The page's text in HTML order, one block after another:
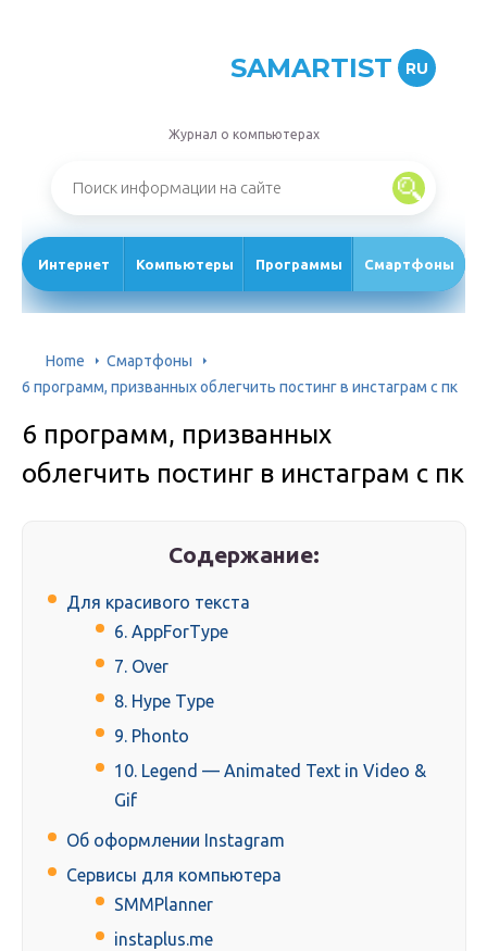
SAMARTIST RU
Журнал о компьютерах
Интернет Компьютеры Программы Смартфоны
Home
Смартфоны
6 программ, призванных облегчить постинг в инстаграм с пк
6 программ, призванных
облегчить постинг в инстаграм с пк
Содержание:
Для красивого текста
6. AppForType
7. Over
8. Hype Type
9. Phonto
10. Legend — Animated Text in Video &
Gif
Об оформлении Instagram
Сервисы для компьютера
SMMPlanner
instaplus.me